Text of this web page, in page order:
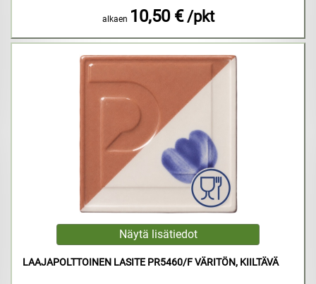
alkaen 10,50 € /pkt
LAAJAPOLTTOINEN LASITE PR5460/F VÄRITÖN, KIILTÄVÄ